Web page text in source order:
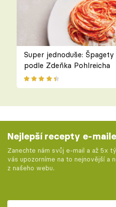
Super jednoduše:
podle Zdeňka Pohlreicha
Nejlepší recepty e-
Zanechte nám svůj e-mail a až 5x
vás upozorníme na to nejnovější a
z našeho webu.